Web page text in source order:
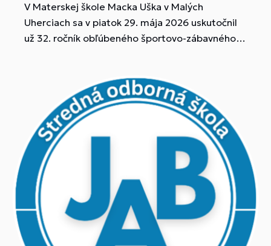
V Materskej škole Macka Uška v Malých
Uherciach sa v piatok 29. mája 2026 uskutočnil
už 32. ročník obľúbeného športovo-zábavného